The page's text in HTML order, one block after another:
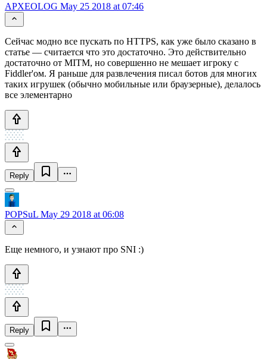
APXEOLOG May 25 2018 at 07:46
Сейчас модно все пускать по HTTPS, как уже было сказано в
статье — считается что это достаточно. Это действительно
достаточно от MITM, но совершенно не мешает игроку с
Fiddler'ом. Я раньше для развлечения писал ботов для многих
таких игрушек (обычно мобильные или браузерные), делалось
все элементарно
Reply
POPSuL May 29 2018 at 06:08
Еще немного, и узнают про SNI :)
Reply